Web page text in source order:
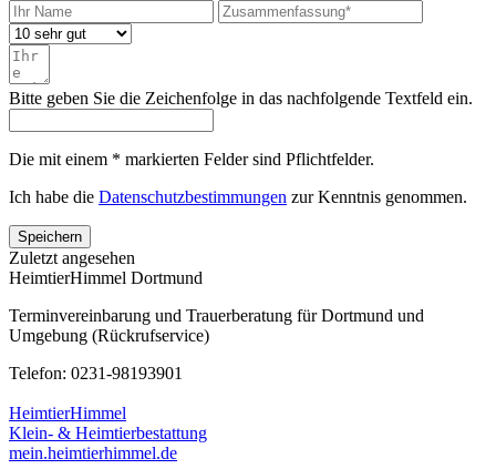
Bitte geben Sie die Zeichenfolge in das nachfolgende Textfeld ein.
Die mit einem * markierten Felder sind Pflichtfelder.
Ich habe die Datenschutzbestimmungen zur Kenntnis genommen.
Speichern
Zuletzt angesehen
HeimtierHimmel Dortmund
Terminvereinbarung und Trauerberatung für Dortmund und
Umgebung (Rückrufservice)
Telefon: 0231-98193901
HeimtierHimmel
Klein- & Heimtierbestattung
mein.heimtierhimmel.de